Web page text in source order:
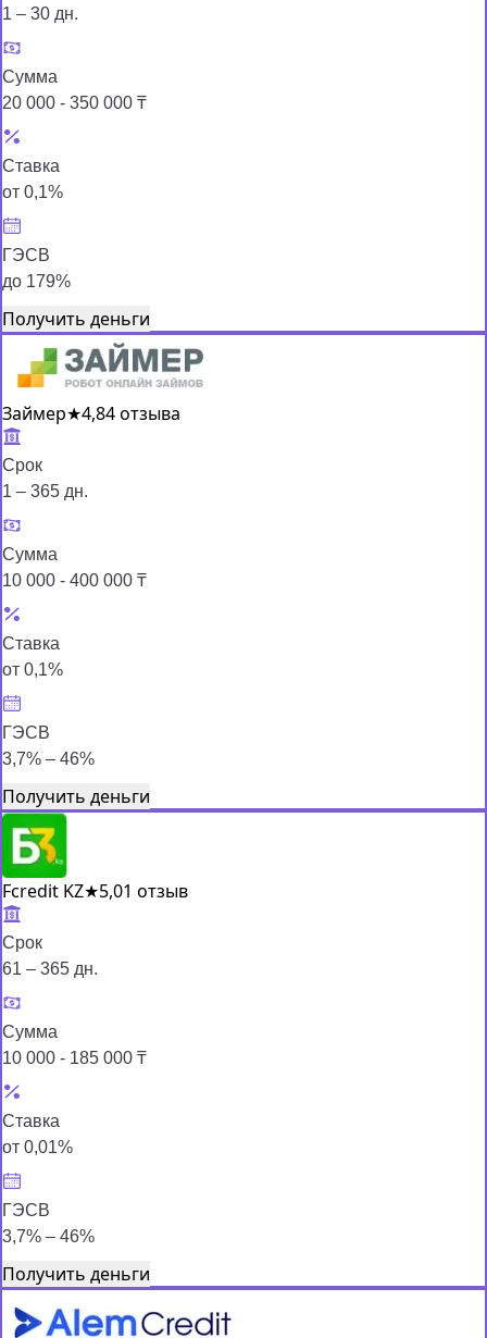
1 – 30 дн.
Сумма
20 000 - 350 000 ₸
Ставка
от 0,1%
ГЭСВ
до 179%
Получить деньги
Займер★4,84 отзыва
Срок
1 – 365 дн.
Сумма
10 000 - 400 000 ₸
Ставка
от 0,1%
ГЭСВ
3,7% – 46%
Получить деньги
Fcredit KZ★5,01 отзыв
Срок
61 – 365 дн.
Сумма
10 000 - 185 000 ₸
Ставка
от 0,01%
ГЭСВ
3,7% – 46%
Получить деньги